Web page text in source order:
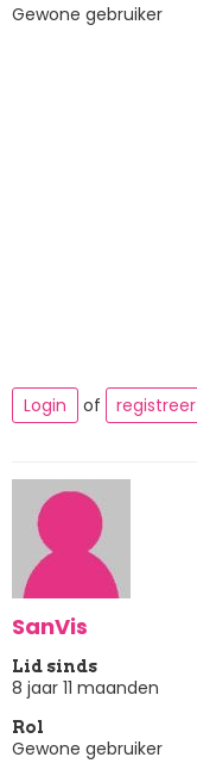
Gewone gebruiker
Login
of registreer
SanVis
Lid sinds
8 jaar 11 maanden
Rol
Gewone gebruiker